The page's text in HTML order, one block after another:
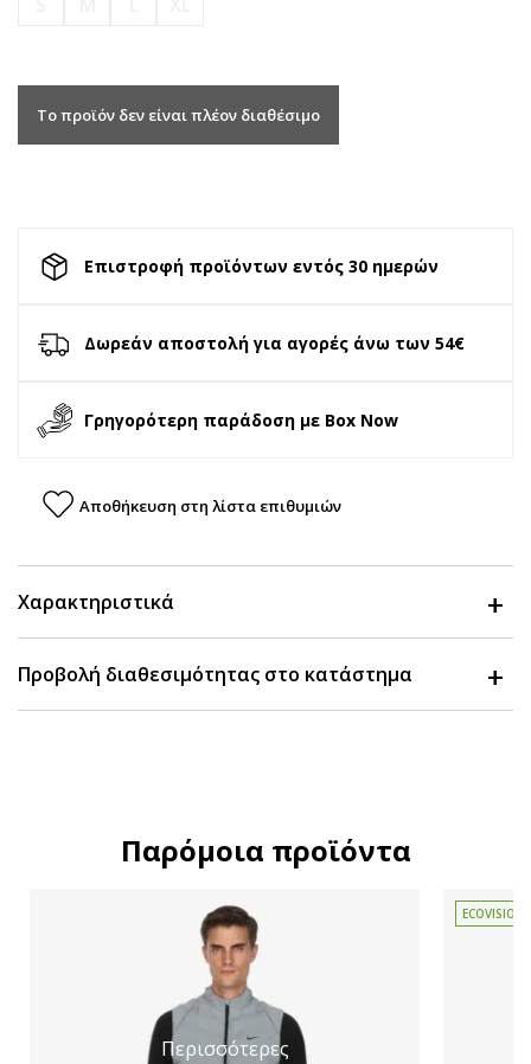
Το προϊόν δεν είναι πλέον διαθέσιμο
Επιστροφή προϊόντων εντός 30 ημερών
Δωρεάν αποστολή για αγορές άνω των 54€
Γρηγορότερη παράδοση με Box Now
Αποθήκευση στη λίστα επιθυμιών
Χαρακτηριστικά
Προβολή διαθεσιμότητας στο κατάστημα
Παρόμοια προϊόντα
Περισσότερες
ECOVISION